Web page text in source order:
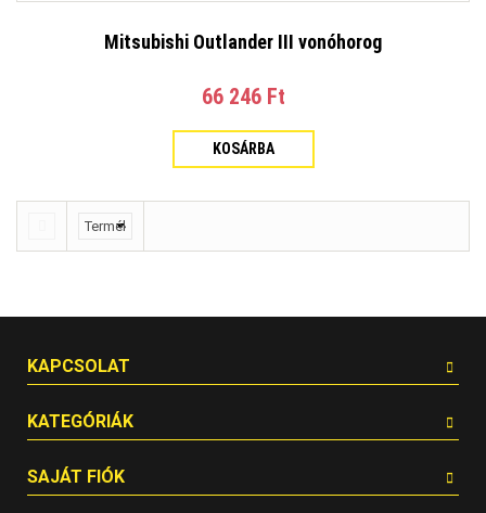
Mitsubishi Outlander III vonóhorog
66 246 Ft‎
KOSÁRBA
KAPCSOLAT
KATEGÓRIÁK
SAJÁT FIÓK